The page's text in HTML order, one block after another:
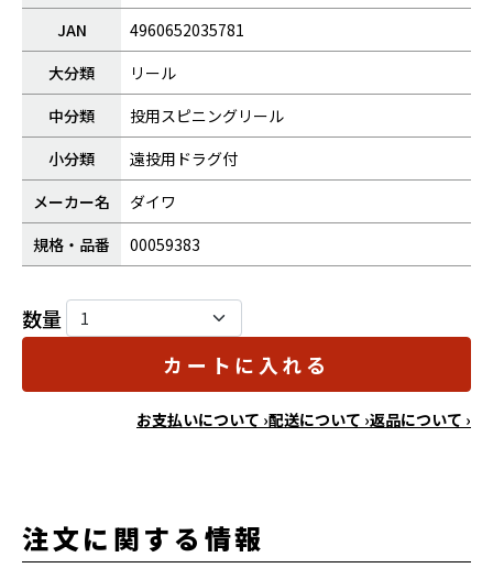
JAN
4960652035781
大分類
リール
中分類
投用スピニングリール
小分類
遠投用ドラグ付
メーカー名
ダイワ
規格・品番
00059383
数量
カートに入れる
お支払いについて ›配送について ›返品について ›
注文に関する情報